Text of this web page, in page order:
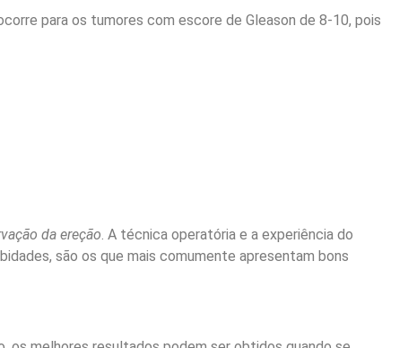
para os tumores com escore de Gleason de 8-10, pois
da ereção. A técnica operatória e a experiência do
são os que mais comumente apresentam bons